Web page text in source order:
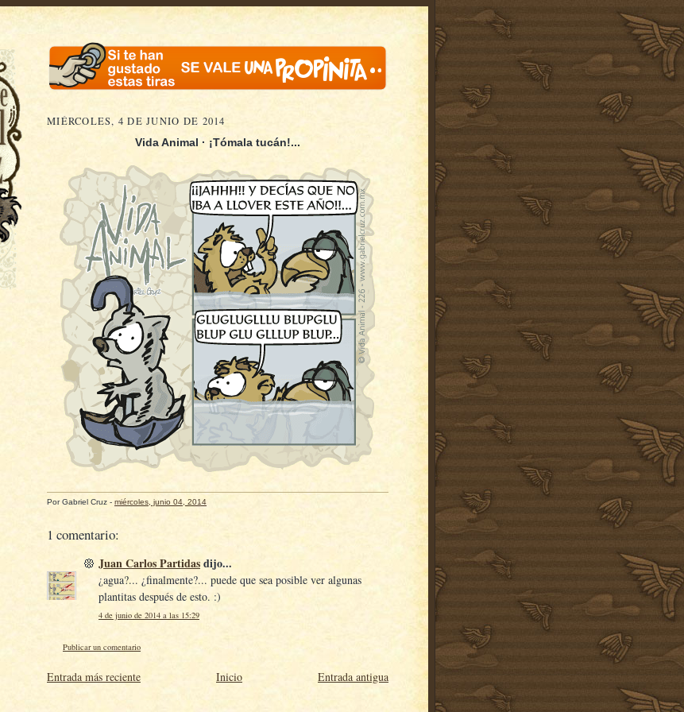
MIÉRCOLES, 4 DE JUNIO DE 2014
Vida Animal · ¡Tómala tucán!...
PorGabriel Cruz - miércoles, junio 04, 2014
1 comentario:
Juan Carlos Partidasdijo...
¿agua?... ¿finalmente?... puede que sea posible ver algunas
plantitas después de esto. :)
4 de junio de 2014 a las 15:29
Publicar un comentario
Entrada más reciente Entrada antigua
Inicio